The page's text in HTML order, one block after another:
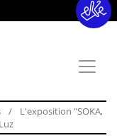
L'exposition "SOKA,